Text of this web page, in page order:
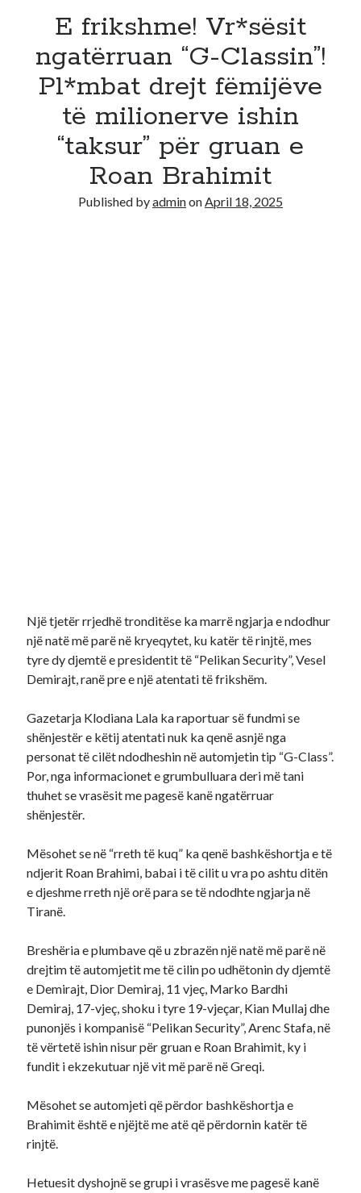
E frikshme! Vr*sësit
ngatërruan “G-Classin”!
Pl*mbat drejt fëmijëve
të milionerve ishin
“taksur” për gruan e
Roan Brahimit
Published byadminonApril 18, 2025
Një tjetër rrjedhë tronditëse ka marrë ngjarja e ndodhur
një natë më parë në kryeqytet, ku katër të rinjtë, mes
tyre dy djemtë e presidentit të “Pelikan Security”, Vesel
Demirajt, ranë pre e një atentati të frikshëm.
Gazetarja Klodiana Lala ka raportuar së fundmi se
shënjestër e këtij atentati nuk ka qenë asnjë nga
personat të cilët ndodheshin në automjetin tip “G-Class”.
Por, nga informacionet e grumbulluara deri më tani
thuhet se vrasësit me pagesë kanë ngatërruar
shënjestër.
Mësohet se në “rreth të kuq” ka qenë bashkëshortja e të
ndjerit Roan Brahimi, babai i të cilit u vra po ashtu ditën
e djeshme rreth një orë para se të ndodhte ngjarja në
Tiranë.
Breshëria e plumbave që u zbrazën një natë më parë në
drejtim të automjetit me të cilin po udhëtonin dy djemtë
e Demirajt, Dior Demiraj, 11 vjeç, Marko Bardhi
Demiraj, 17-vjeç, shoku i tyre 19-vjeçar, Kian Mullaj dhe
punonjës i kompanisë “Pelikan Security”, Arenc Stafa, në
të vërtetë ishin nisur për gruan e Roan Brahimit, ky i
fundit i ekzekutuar një vit më parë në Greqi.
Mësohet se automjeti që përdor bashkëshortja e
Brahimit është e njëjtë me atë që përdornin katër të
rinjtë.
Hetuesit dyshojnë se grupi i vrasësve me pagesë kanë